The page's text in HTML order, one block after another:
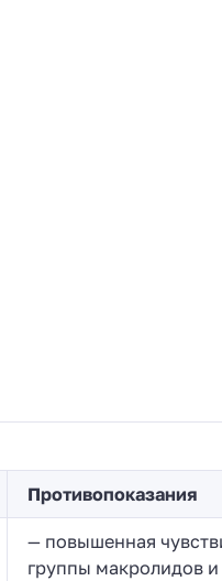
Противопоказания
— повышенная
группы макролидов